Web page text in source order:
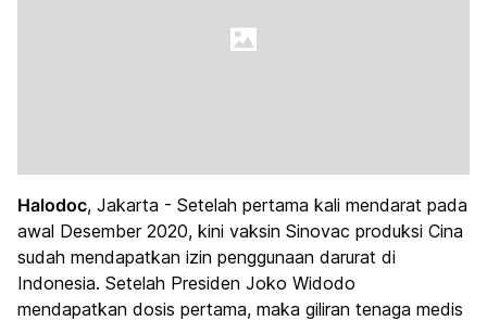
Halodoc, Jakarta - Setelah pertama kali mendarat pada
awal Desember 2020, kini vaksin Sinovac produksi Cina
sudah mendapatkan izin penggunaan darurat di
Indonesia. Setelah Presiden Joko Widodo
mendapatkan dosis pertama, maka giliran tenaga medis